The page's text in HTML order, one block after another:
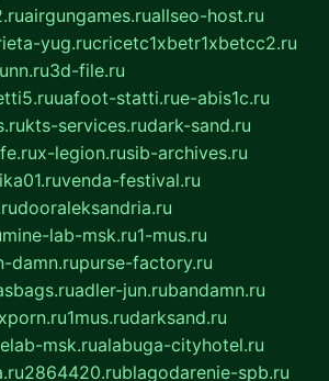
airgungames.ruallseo-host.ru
yug.rucricetc1xbetr1xbetcc2.ru
3d-file.ru
uafoot-statti.rue-abis1c.ru
kts-services.rudark-sand.ru
x-legion.rusib-archives.ru
venda-festival.ru
dooraleksandria.ru
mine-lab-msk.ru1-mus.ru
damn.rupurse-factory.ru
adler-jun.rubandamn.ru
1mus.rudarksand.ru
msk.rualabuga-cityhotel.ru
2864420.rublagodarenie-spb.ru